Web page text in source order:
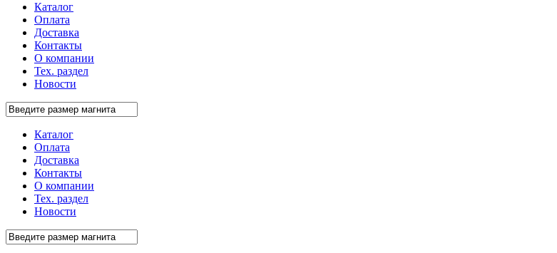
Каталог
Оплата
Доставка
Контакты
О компании
Тех. раздел
Новости
Каталог
Оплата
Доставка
Контакты
О компании
Тех. раздел
Новости